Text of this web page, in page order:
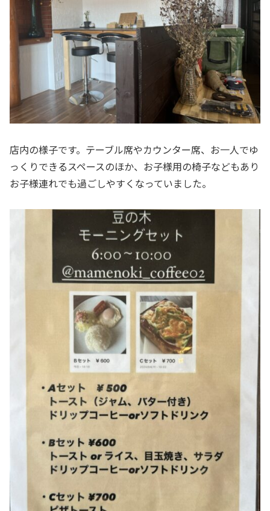
店内の様子です。テーブル席やカウンター席、お一人でゆ
っくりできるスペースのほか、お子様用の椅子などもあり
お子様連れでも過ごしやすくなっていました。